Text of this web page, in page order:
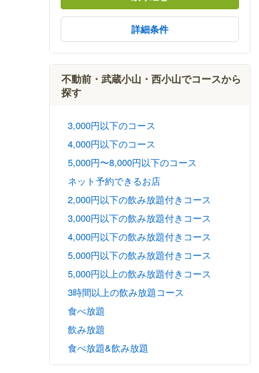
詳細条件
不動前・武蔵小山・西小山でコースから
探す
3,000円以下のコース
4,000円以下のコース
5,000円〜8,000円以下のコース
ネット予約できるお店
2,000円以下の飲み放題付きコース
3,000円以下の飲み放題付きコース
4,000円以下の飲み放題付きコース
5,000円以下の飲み放題付きコース
5,000円以上の飲み放題付きコース
3時間以上の飲み放題コース
食べ放題
飲み放題
食べ放題&飲み放題